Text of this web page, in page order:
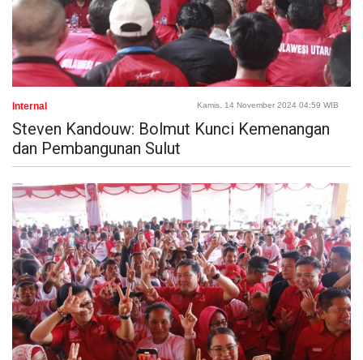
Internal Kamis, 14 November 2024 04:59 WIB
Steven Kandouw: Bolmut Kunci Kemenangan
dan Pembangunan Sulut